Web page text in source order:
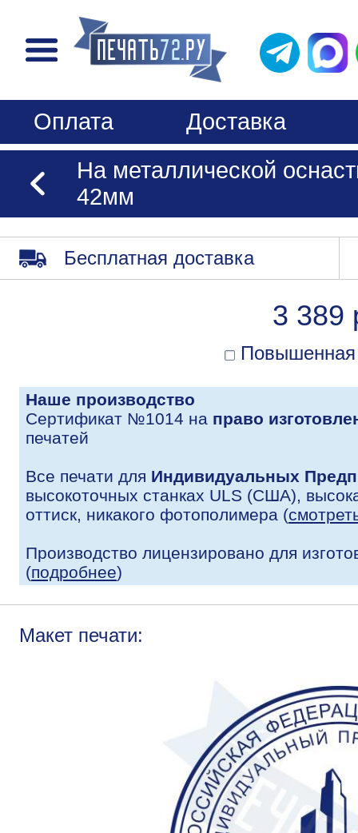
Оплата
Доставка
На металлической
42мм
Бесплатная доставка
3 389
Повышенная
Наше производство
Сертификат №1014 на право
печатей
Все печати для Индивидуальных
высокоточных станках ULS (США),
оттиск, никакого фотополимера (
Производство лицензировано для
(подробнее)
Макет печати: